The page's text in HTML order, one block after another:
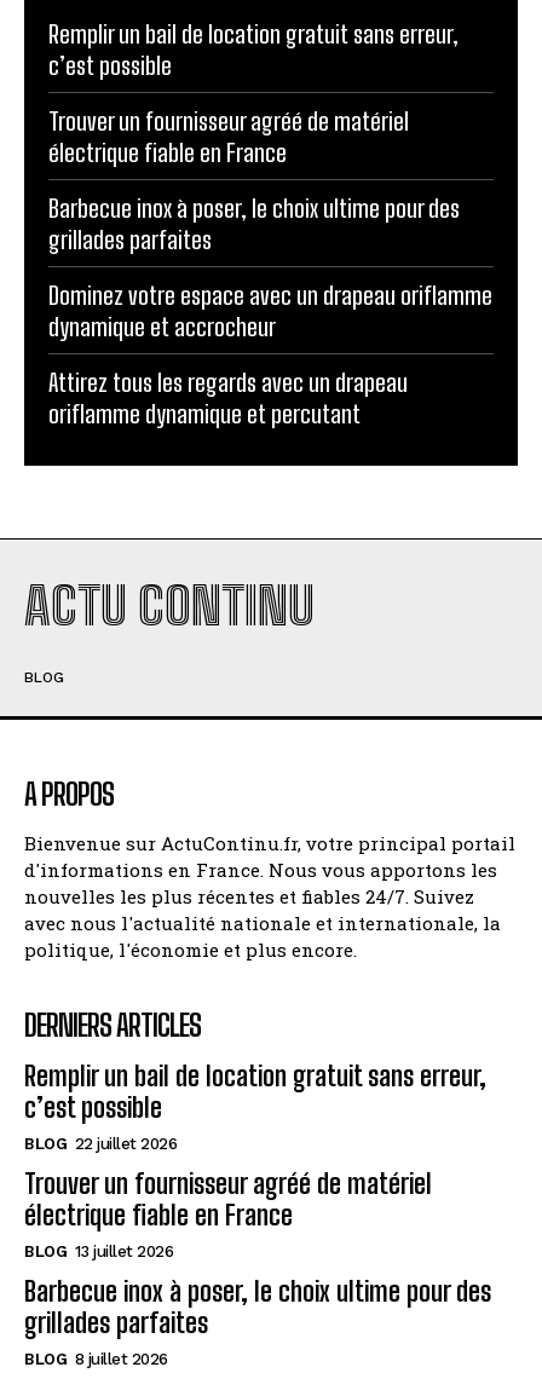
Remplir un bail de location gratuit sans erreur,
c’est possible
Trouver un fournisseur agréé de matériel
électrique fiable en France
Barbecue inox à poser, le choix ultime pour des
grillades parfaites
Dominez votre espace avec un drapeau oriflamme
dynamique et accrocheur
Attirez tous les regards avec un drapeau
oriflamme dynamique et percutant
ACTU CONTINU
BLOG
A PROPOS
Bienvenue sur ActuContinu.fr, votre principal portail
d'informations en France. Nous vous apportons les
nouvelles les plus récentes et fiables 24/7. Suivez
avec nous l'actualité nationale et internationale, la
politique, l'économie et plus encore.
DERNIERS ARTICLES
Remplir un bail de location gratuit sans erreur,
c’est possible
BLOG 22 juillet 2026
Trouver un fournisseur agréé de matériel
électrique fiable en France
BLOG 13 juillet 2026
Barbecue inox à poser, le choix ultime pour des
grillades parfaites
BLOG 8 juillet 2026